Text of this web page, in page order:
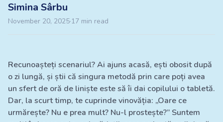
Simina Sârbu
November 20, 2025·17 min read
Recunoașteți scenariul? Ai ajuns acasă, ești obosit după
o zi lungă, și știi că singura metodă prin care poți avea
un sfert de oră de liniște este să îi dai copilului o tabletă.
Dar, la scurt timp, te cuprinde vinovăția: „Oare ce
urmărește? Nu e prea mult? Nu-l prostește?” Suntem